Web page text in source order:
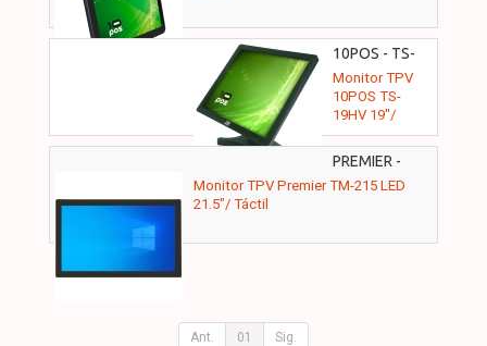
10POS - TS-
19HV
Monitor TPV
10POS TS-
19HV 19"/
Táctil
PREMIER -
TM215TCFHDVH
Monitor TPV Premier TM-215 LED
21.5"/ Táctil
Ant. 01 Sig.